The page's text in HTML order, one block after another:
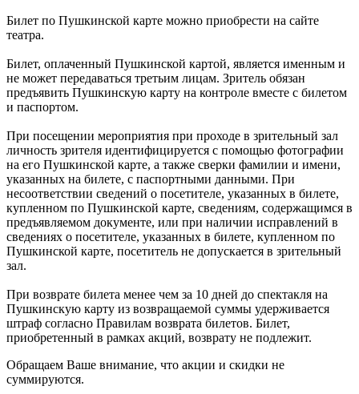
Билет по Пушкинской карте можно приобрести на сайте
театра.
Билет, оплаченный Пушкинской картой, является именным и
не может передаваться третьим лицам. Зритель обязан
предъявить Пушкинскую карту на контроле вместе с билетом
и паспортом.
При посещении мероприятия при проходе в зрительный зал
личность зрителя идентифицируется с помощью фотографии
на его Пушкинской карте, а также сверки фамилии и имени,
указанных на билете, с паспортными данными. При
несоответствии сведений о посетителе, указанных в билете,
купленном по Пушкинской карте, сведениям, содержащимся в
предъявляемом документе, или при наличии исправлений в
сведениях о посетителе, указанных в билете, купленном по
Пушкинской карте, посетитель не допускается в зрительный
зал.
При возврате билета менее чем за 10 дней до спектакля на
Пушкинскую карту из возвращаемой суммы удерживается
штраф согласно Правилам возврата билетов. Билет,
приобретенный в рамках акций, возврату не подлежит.
Обращаем Ваше внимание, что акции и скидки не
суммируются.